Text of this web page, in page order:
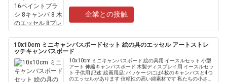
企業との接触
10x10cm ミニキャンバスボードセット 絵の具のエッセル アートストレ
ッチキャンバスボード
10x10cm ミニキャンバスボード 絵の具用 イースルセット 小型
アート 伸縮キャンバスボード 木製ディスプレイ用 イースルセッ
ト 子供用 記述: 絵画用品: パッケージには4枚のキャンバスと4つ
のエッセルがあります 信頼性の高い綿素材です 私たちの小さな